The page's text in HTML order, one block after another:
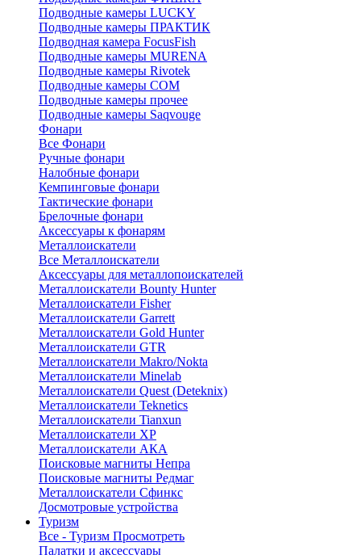
Подводные камеры LUCKY
Подводные камеры ПРАКТИК
Подводная камера FocusFish
Подводные камеры MURENA
Подводные камеры Rivotek
Подводные камеры СОМ
Подводные камеры прочее
Подводные камеры Saqvouge
Фонари
Все Фонари
Ручные фонари
Налобные фонари
Кемпинговые фонари
Тактические фонари
Брелочные фонари
Аксессуары к фонарям
Металлоискатели
Все Металлоискатели
Аксессуары для металлопоискателей
Металлоискатели Bounty Hunter
Металлоискатели Fisher
Металлоискатели Garrett
Металлоискатели Gold Hunter
Металлоискатели GTR
Металлоискатели Makro/Nokta
Металлоискатели Minelab
Металлоискатели Quest (Deteknix)
Металлоискатели Teknetics
Металлоискатели Tianxun
Металлоискатели XP
Металлоискатели АКА
Поисковые магниты Непра
Поисковые магниты Редмаг
Металлоискатели Сфинкс
Досмотровые устройства
Туризм
Все - Туризм Просмотреть
Палатки и аксессуары